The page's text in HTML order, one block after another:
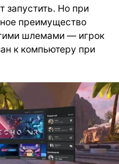
запустить. Но при
преимущество
шлемами — игрок
к компьютеру при